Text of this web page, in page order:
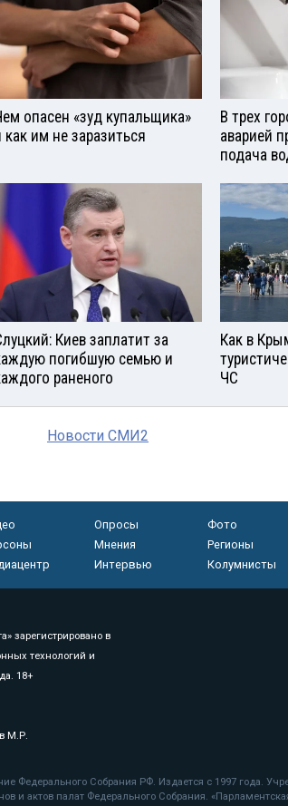
опасен «зуд купальщика»
как им не заразиться
В трех
аварией
подача
Киев заплатит за
погибшую семью и
раненого
Как в
ЧС
Новости СМИ2
Опросы
Фото
Мнения
Регионы
Интервью Колумнисты
зарегистрировано в
технологий и
18+
М.Р.
Федерального Собрания РФ. Издается с 1997 года.
и актов палат Федерального Собрания.